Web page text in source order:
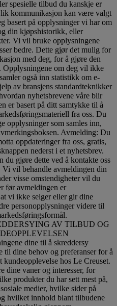
spesielle tilbud du kanskje er
kommunikasjon kan være valgt
basert på opplysninger vi har om
din kjøpshistorikk, eller
Vi vil bruke opplysningene
bedre. Dette gjør det mulig for
med deg, for å gjøre den
Opplysningene om deg vil ikke
også inn statistikk om e-
av bransjens standardteknikker
nyhetsbrevene våre blir
er basert på ditt samtykke til å
fra oss. Du
opplysninger som samles inn,
Avmelding: Du
oppdateringer fra oss, gratis,
nederst i et nyhetsbrev.
du gjøre dette ved å kontakte oss
Vi vil behandle avmeldingen din
visse omstendigheter vil du
før avmeldingen er
vi ikke selger eller gir dine
personopplysninger videre til
.
AV TILBUD OG
dine til å skreddersy
til dine behov og preferanser for å
kundeopplevelse hos Le Creuset.
dine vaner og interesser, for
produkter du har sett mest på,
medier, hvilke sider på
hvilket innhold blant tilbudene